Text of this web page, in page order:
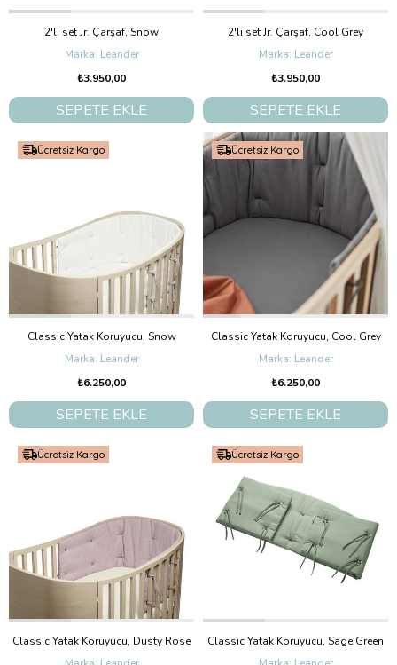
2'li set Jr. Çarşaf, Snow
Leander
₺3.950,00
SEPETE EKLE
2'li set Jr. Çarşaf, Cool Grey
Leander
₺3.950,00
SEPETE EKLE
Classic Yatak Koruyucu, Snow
Leander
₺6.250,00
SEPETE EKLE
Ücretsiz Kargo
Classic Yatak Koruyucu, Cool Grey
Leander
₺6.250,00
SEPETE EKLE
Ücretsiz Kargo
Classic Yatak Koruyucu, Dusty Rose
Ücretsiz Kargo
Classic Yatak Koruyucu, Sage Green
Ücretsiz Kargo